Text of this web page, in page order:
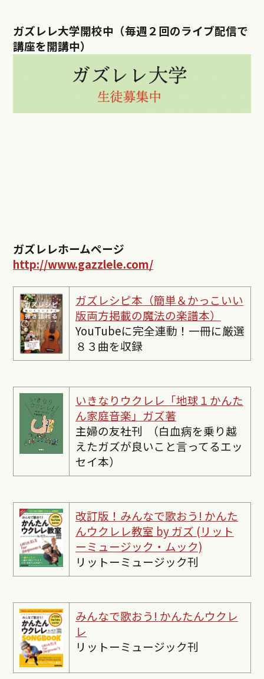
ガズレレ大学開校中（毎週２回のライブ配信で
講座を開講中）
ガズレレホームページ
http://www.gazzlele.com/
ガズレシピ本（簡単＆かっこいい
版両方掲載の魔法の楽譜本）
YouTubeに完全連動！一冊に厳選
８３曲を収録
いきなりウクレレ「地球１かんた
ん家庭音楽」ガズ著
主婦の友社刊 （白血病を乗り越
えたガズが良いこと言ってるエッ
セイ本）
改訂版！みんなで歌おう! かんた
んウクレレ教室 by ガズ (リット
ーミュージック・ムック)
リットーミュージック刊
みんなで歌おう! かんたんウクレ
レ
リットーミュージック刊